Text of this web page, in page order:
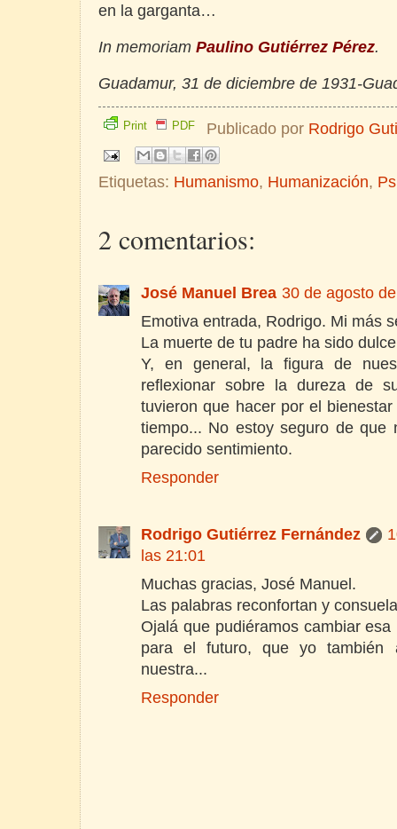
en la garganta…
In memoriam Paulino Gutiérrez Pérez.
Guadamur, 31 de diciembre de 1931-
Print PDF Publicado por Rodrigo
Etiquetas: Humanismo, Humanización,
2 comentarios:
José Manuel Brea 30 de agosto
Emotiva entrada, Rodrigo. Mi más
La muerte de tu padre ha sido
Y, en general, la figura de
reflexionar sobre la dureza de
tuvieron que hacer por el
tiempo... No estoy seguro de que
parecido sentimiento.
Responder
Rodrigo Gutiérrez Fernández
las 21:01
Muchas gracias, José Manuel.
Las palabras reconfortan y
Ojalá que pudiéramos cambiar
para el futuro, que yo también
nuestra...
Responder